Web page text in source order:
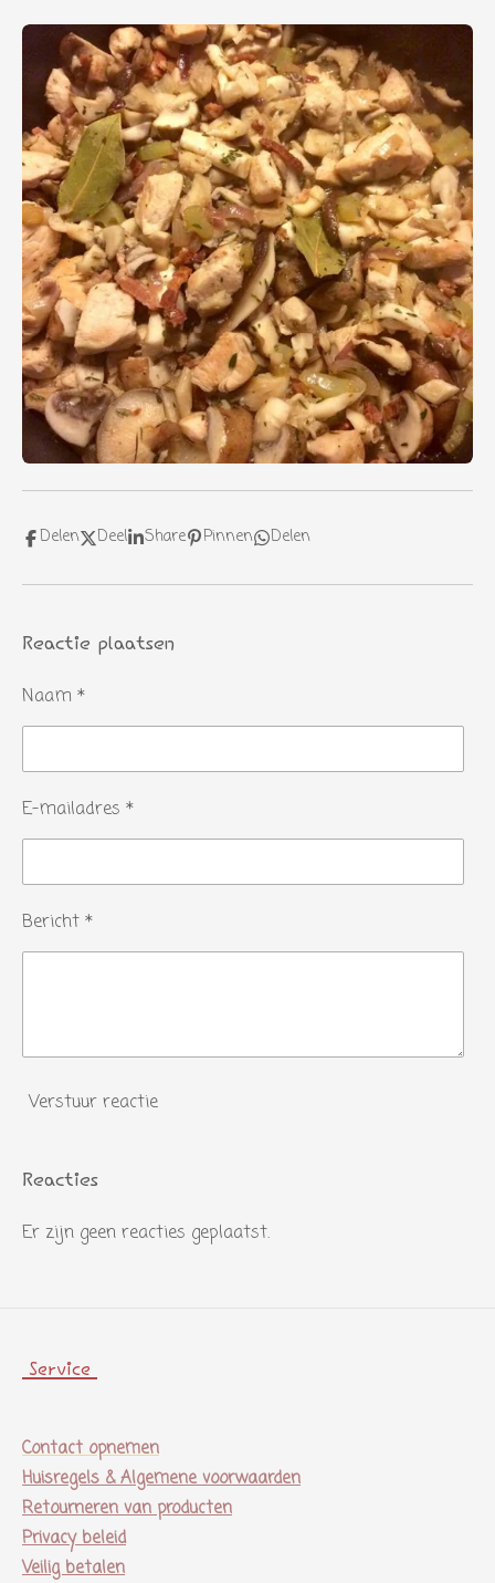
Delen Deel Share Pinnen Delen
Reactie plaatsen
Naam *
E-mailadres *
Bericht *
Verstuur reactie
Reacties
Er zijn geen reacties geplaatst.
Service
Contact opnemen
Huisregels & Algemene voorwaarden
Retourneren van producten
Privacy beleid
Veilig betalen